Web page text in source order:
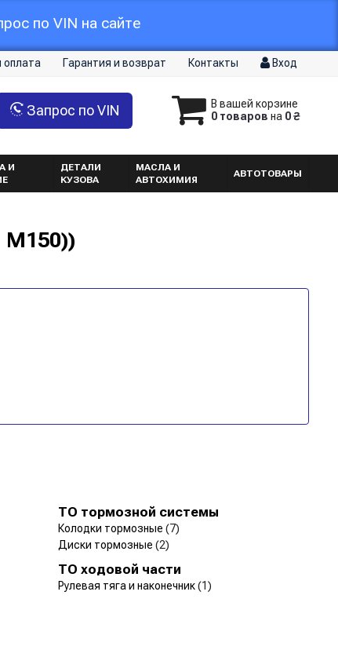
по VIN на сайте
оплата Гарантия и возврат Контакты Вход
В вашей корзине
0 товаров на 0 ₴
Запрос по VIN
И
ДЕТАЛИ
КУЗОВА
МАСЛА И
АВТОХИМИЯ
АВТОТОВАРЫ
ТО тормозной системы
Колодки тормозные (7)
Диски тормозные (2)
ТО ходовой части
Рулевая тяга и наконечник(1)